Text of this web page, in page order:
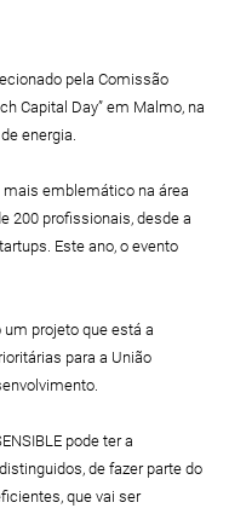
pela Comissão
Capital Day” em Malmo, na
energia.
mais emblemático na área
200 profissionais, desde a
Este ano, o evento
projeto que está a
para a União
pode ter a
de fazer parte do
que vai ser